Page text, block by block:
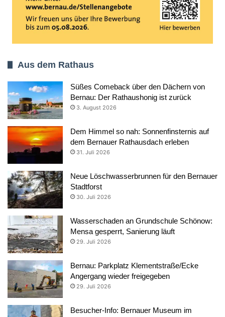
Aus dem Rathaus
Süßes Comeback über den Dächern von
Bernau: Der Rathaushonig ist zurück
3. August 2026
Dem Himmel so nah: Sonnenfinsternis auf
dem Bernauer Rathausdach erleben
31. Juli 2026
Neue Löschwasserbrunnen für den Bernauer
Stadtforst
30. Juli 2026
Wasserschaden an Grundschule Schönow:
Mensa gesperrt, Sanierung läuft
29. Juli 2026
Bernau: Parkplatz Klementstraße/Ecke
Angergang wieder freigegeben
29. Juli 2026
Besucher-Info: Bernauer Museum im